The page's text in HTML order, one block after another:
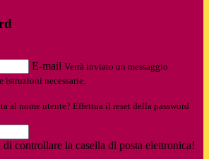
E-mail Verrà inviato un messaggio
necessarie.
al nome utente? Effettua il reset della password
controllare la casella di posta elettronica!